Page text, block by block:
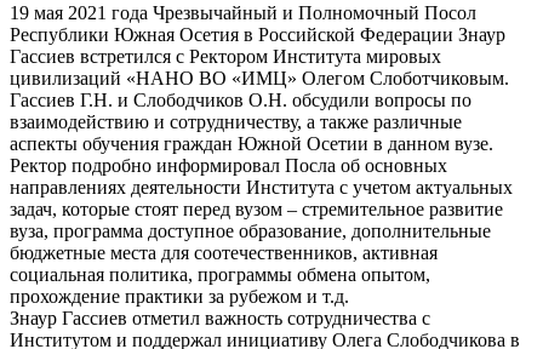
19 мая 2021 года Чрезвычайный и Полномочный Посол
Республики Южная Осетия в Российской Федерации Знаур
Гассиев встретился с Ректором Института мировых
цивилизаций «НАНО ВО «ИМЦ» Олегом Слоботчиковым.
Гассиев Г.Н. и Слободчиков О.Н. обсудили вопросы по
взаимодействию и сотрудничеству, а также различные
аспекты обучения граждан Южной Осетии в данном вузе.
Ректор подробно информировал Посла об основных
направлениях деятельности Института с учетом актуальных
задач, которые стоят перед вузом – стремительное развитие
вуза, программа доступное образование, дополнительные
бюджетные места для соотечественников, активная
социальная политика, программы обмена опытом,
прохождение практики за рубежом и т.д.
Знаур Гассиев отметил важность сотрудничества с
Институтом и поддержал инициативу Олега Слободчикова в